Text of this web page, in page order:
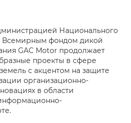
Национального
Всемирным фондом дикой
GAC Motor продолжает
проекты в сфере
с акцентом на защите
организационно-
в области